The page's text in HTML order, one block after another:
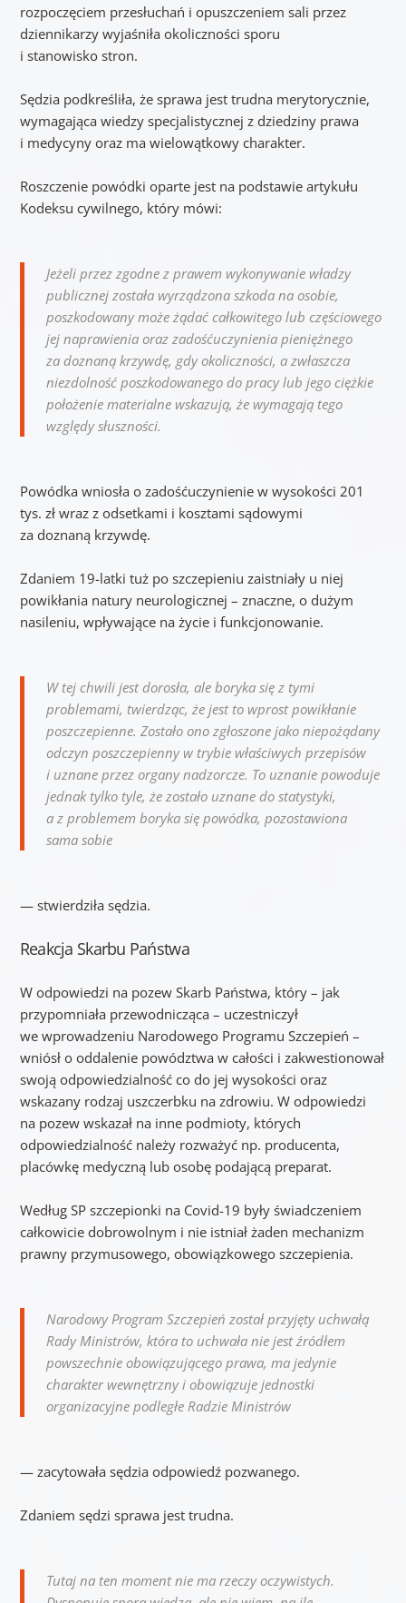
rozpoczęciem przesłuchań i opuszczeniem sali przez
dziennikarzy wyjaśniła okoliczności sporu
i stanowisko stron.
Sędzia podkreśliła, że sprawa jest trudna merytorycznie,
wymagająca wiedzy specjalistycznej z dziedziny prawa
i medycyny oraz ma wielowątkowy charakter.
Roszczenie powódki oparte jest na podstawie artykułu
Kodeksu cywilnego, który mówi:
Jeżeli przez zgodne z prawem wykonywanie władzy
publicznej została wyrządzona szkoda na osobie,
poszkodowany może żądać całkowitego lub częściowego
jej naprawienia oraz zadośćuczynienia pieniężnego
za doznaną krzywdę, gdy okoliczności, a zwłaszcza
niezdolność poszkodowanego do pracy lub jego ciężkie
położenie materialne wskazują, że wymagają tego
względy słuszności.
Powódka wniosła o zadośćuczynienie w wysokości 201
tys. zł wraz z odsetkami i kosztami sądowymi
za doznaną krzywdę.
Zdaniem 19-latki tuż po szczepieniu zaistniały u niej
powikłania natury neurologicznej – znaczne, o dużym
nasileniu, wpływające na życie i funkcjonowanie.
W tej chwili jest dorosła, ale boryka się z tymi
problemami, twierdząc, że jest to wprost powikłanie
poszczepienne. Zostało ono zgłoszone jako niepożądany
odczyn poszczepienny w trybie właściwych przepisów
i uznane przez organy nadzorcze. To uznanie powoduje
jednak tylko tyle, że zostało uznane do statystyki,
a z problemem boryka się powódka, pozostawiona
sama sobie
— stwierdziła sędzia.
Reakcja Skarbu Państwa
W odpowiedzi na pozew Skarb Państwa, który – jak
przypomniała przewodnicząca – uczestniczył
we wprowadzeniu Narodowego Programu Szczepień –
wniósł o oddalenie powództwa w całości i zakwestionował
swoją odpowiedzialność co do jej wysokości oraz
wskazany rodzaj uszczerbku na zdrowiu. W odpowiedzi
na pozew wskazał na inne podmioty, których
odpowiedzialność należy rozważyć np. producenta,
placówkę medyczną lub osobę podającą preparat.
Według SP szczepionki na Covid-19 były świadczeniem
całkowicie dobrowolnym i nie istniał żaden mechanizm
prawny przymusowego, obowiązkowego szczepienia.
Narodowy Program Szczepień został przyjęty uchwałą
Rady Ministrów, która to uchwała nie jest źródłem
powszechnie obowiązującego prawa, ma jedynie
charakter wewnętrzny i obowiązuje jednostki
organizacyjne podległe Radzie Ministrów
— zacytowała sędzia odpowiedź pozwanego.
Zdaniem sędzi sprawa jest trudna.
Tutaj na ten moment nie ma rzeczy oczywistych.